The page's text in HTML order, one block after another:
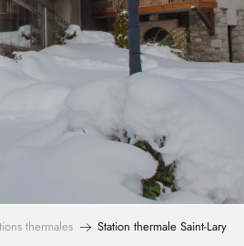
thermales Station thermale Saint-Lary